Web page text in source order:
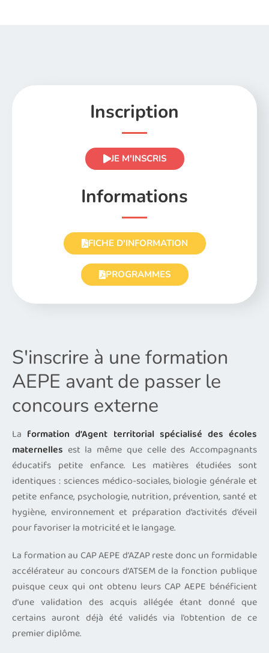
Inscription
JE M'INSCRIS
Informations
FICHE D'INFORMATION
PROGRAMMES
S'inscrire à une formation
AEPE avant de passer le
concours externe
La formation d’Agent territorial spécialisé des écoles
maternelles est la même que celle des Accompagnants
éducatifs petite enfance. Les matières étudiées sont
identiques : sciences médico-sociales, biologie générale et
petite enfance, psychologie, nutrition, prévention, santé et
hygiène, environnement et préparation d’activités d’éveil
pour favoriser la motricité et le langage.
La formation au CAP AEPE d’AZAP reste donc un formidable
accélérateur au concours d’ATSEM de la fonction publique
puisque ceux qui ont obtenu leurs CAP AEPE bénéficient
d’une validation des acquis allégée étant donné que
certains auront déjà été validés via l’obtention de ce
premier diplôme.